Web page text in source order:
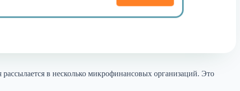
в несколько микрофинансовых организаций. Это